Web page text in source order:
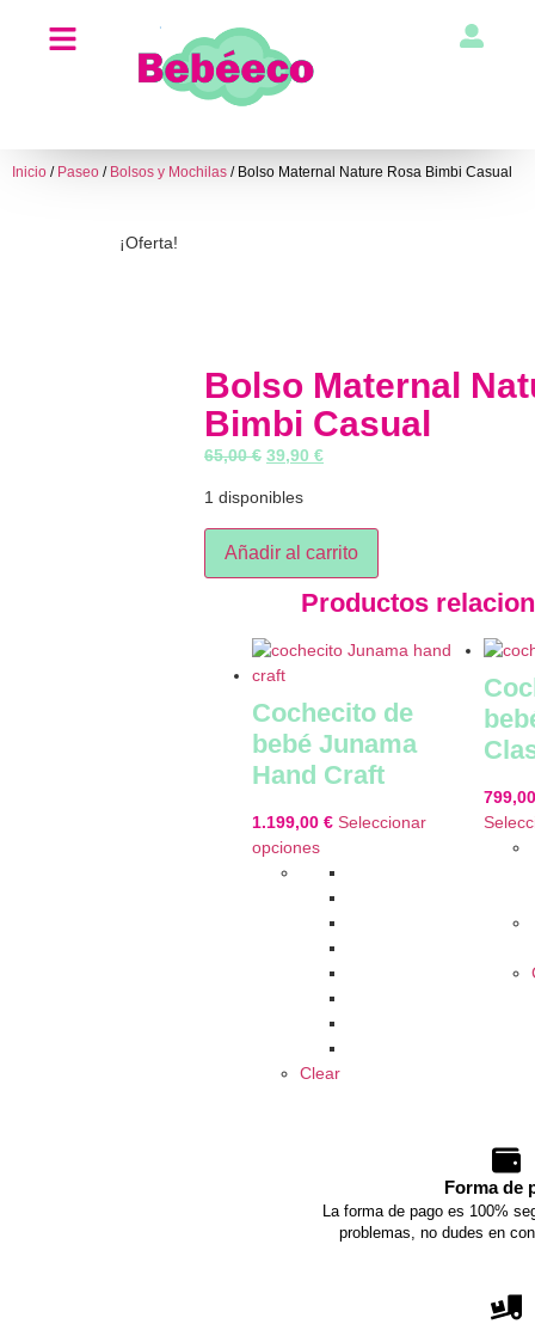
Inicio / Paseo / Bolsos y Mochilas / Bolso Maternal Nature Rosa Bimbi Casual
¡Oferta!
Bolso Maternal
Bimbi Casual
65,00€ 39,90 €
1 disponibles
Añadir al carrito
Productos
Cochecito de
bebé Junama
Hand Craft
1.199,00 € Seleccionar
opciones
Clear
Forma de
La forma de pago es 100%
problemas, no dudes en